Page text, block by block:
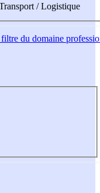
/ Logistique
du domaine